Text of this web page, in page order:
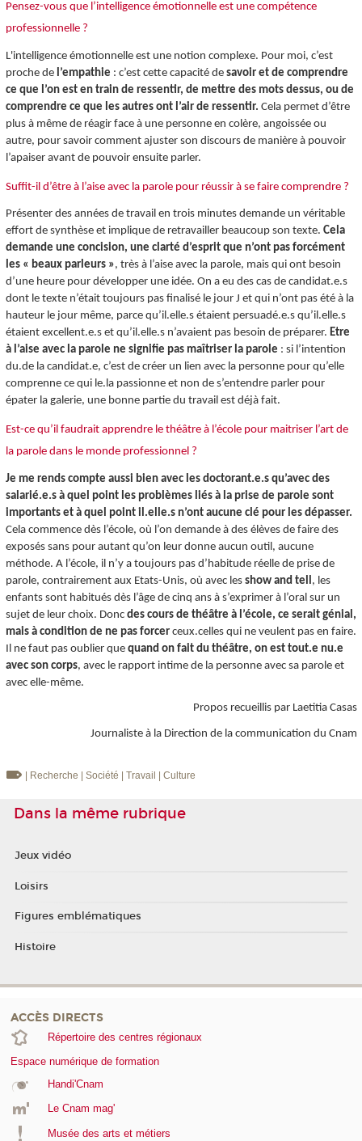
Pensez-vous que l’intelligence émotionnelle est une compétence
professionnelle ?
L'intelligence émotionnelle est une notion complexe. Pour moi, c’est
proche de l’empathie : c’est cette capacité de savoir et de comprendre
ce que l’on est en train de ressentir, de mettre des mots dessus, ou de
comprendre ce que les autres ont l’air de ressentir. Cela permet d’être
plus à même de réagir face à une personne en colère, angoissée ou
autre, pour savoir comment ajuster son discours de manière à pouvoir
l’apaiser avant de pouvoir ensuite parler.
Suffit-il d’être à l’aise avec la parole pour réussir à se faire comprendre ?
Présenter des années de travail en trois minutes demande un véritable
effort de synthèse et implique de retravailler beaucoup son texte. Cela
demande une concision, une clarté d’esprit que n’ont pas forcément
les « beaux parleurs », très à l’aise avec la parole, mais qui ont besoin
d’une heure pour développer une idée. On a eu des cas de candidat.e.s
dont le texte n’était toujours pas finalisé le jour J et qui n’ont pas été à la
hauteur le jour même, parce qu’il.elle.s étaient persuadé.e.s qu’il.elle.s
étaient excellent.e.s et qu’il.elle.s n’avaient pas besoin de préparer. Etre
à l’aise avec la parole ne signifie pas maîtriser la parole : si l’intention
du.de la candidat.e, c’est de créer un lien avec la personne pour qu’elle
comprenne ce qui le.la passionne et non de s’entendre parler pour
épater la galerie, une bonne partie du travail est déjà fait.
Est-ce qu’il faudrait apprendre le théâtre à l’école pour maitriser l’art de
la parole dans le monde professionnel ?
Je me rends compte aussi bien avec les doctorant.e.s qu’avec des
salarié.e.s à quel point les problèmes liés à la prise de parole sont
importants et à quel point il.elle.s n’ont aucune clé pour les dépasser.
Cela commence dès l’école, où l’on demande à des élèves de faire des
exposés sans pour autant qu’on leur donne aucun outil, aucune
méthode. A l’école, il n’y a toujours pas d’habitude réelle de prise de
parole, contrairement aux Etats-Unis, où avec les show and tell , les
enfants sont habitués dès l’âge de cinq ans à s’exprimer à l’oral sur un
sujet de leur choix. Donc des cours de théâtre à l’école, ce serait génial,
mais à condition de ne pas forcer ceux.celles qui ne veulent pas en faire.
Il ne faut pas oublier que quand on fait du théâtre, on est tout.e nu.e
avec son corps, avec le rapport intime de la personne avec sa parole et
avec elle-même.
Propos recueillis par Laetitia Casas
Journaliste à la Direction de la communication du Cnam
| Recherche | Société | Travail | Culture
Dans la même rubrique
Jeux vidéo
Loisirs
Figures emblématiques
Histoire
ACCÈS DIRECTS
Répertoire des centres régionaux
Espace numérique de formation
Handi'Cnam
Le Cnam mag'
Musée des arts et métiers